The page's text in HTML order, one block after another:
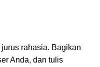
rahasia. Bagikan
Anda, dan tulis